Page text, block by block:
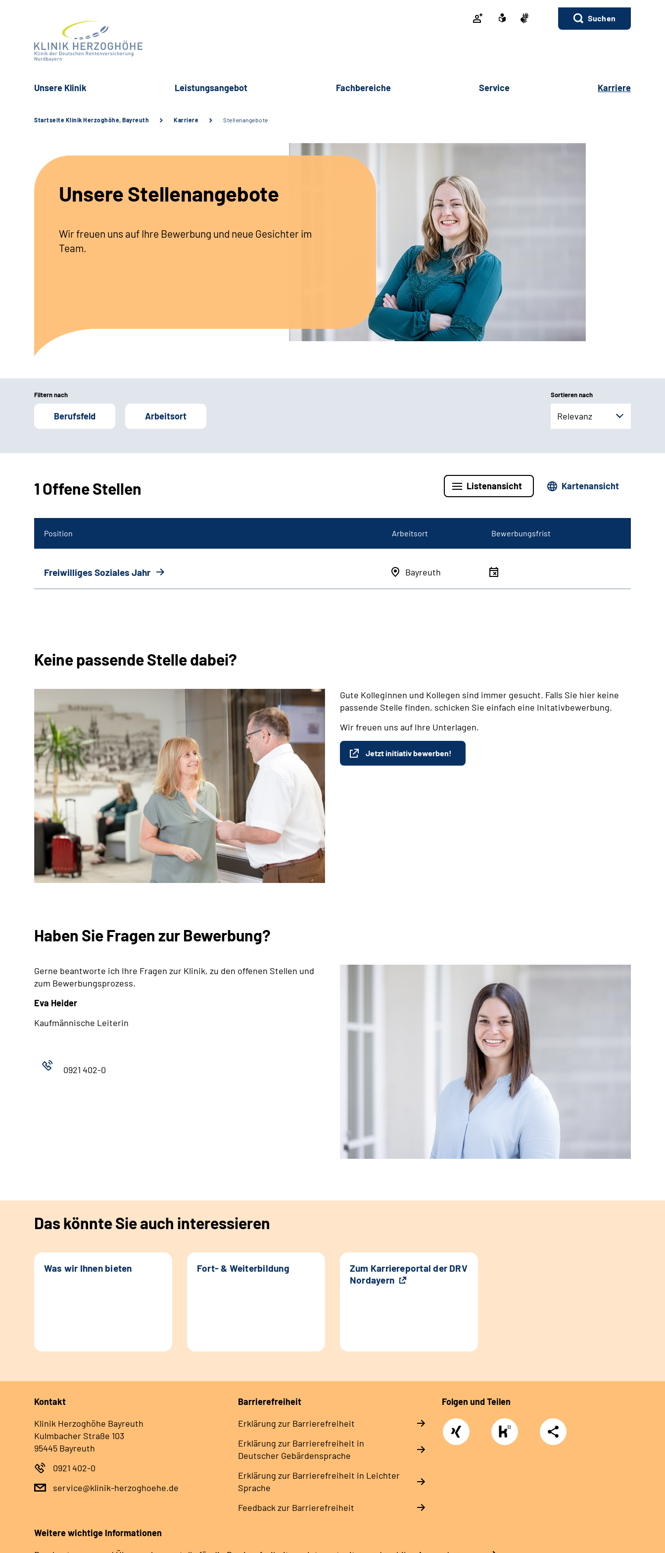
Suchen
Unsere Klinik Leistungsangebot Fachbereiche Service Karriere
Startseite Klinik Herzoghöhe, Bayreuth Karriere Stellenangebote
Unsere Stellenangebote
Wir freuen uns auf Ihre Bewerbung und neue Gesichter im
Team.
Filtern nach
Berufsfeld Arbeitsort
Sortieren nach
Relevanz
1 Offene Stellen Listenansicht Kartenansicht
Position Arbeitsort Bewerbungsfrist
Freiwilliges Soziales Jahr Bayreuth
Keine passende Stelle dabei?
Gute Kolleginnen und Kollegen sind immer gesucht. Falls Sie hier keine
passende Stelle finden, schicken Sie einfach eine Initativbewerbung.
Wir freuen uns auf Ihre Unterlagen.
Jetzt initiativ bewerben!
Haben Sie Fragen zur Bewerbung?
Gerne beantworte ich Ihre Fragen zur Klinik, zu den offenen Stellen und
zum Bewerbungsprozess.
Eva Heider
Kaufmännische Leiterin
0921 402-0
Das könnte Sie auch interessieren
Was wir Ihnen bieten Fort- & Weiterbildung
Zum Karriereportal der DRV
Nordayern
Kontakt
Klinik Herzoghöhe Bayreuth
Kulmbacher Straße 103
95445 Bayreuth
0921 402-0
service@klinik-herzoghoehe.de
Barrierefreiheit
Erklärung zur Barrierefreiheit
Erklärung zur Barrierefreiheit in
Deutscher Gebärdensprache
Erklärung zur Barrierefreiheit in Leichter
Sprache
Feedback zur Barrierefreiheit
Folgen und Teilen
Xing
https://www.kununu.com/de/deutsche-
rentenversicherung-
nordbayern6
Teilen
Weitere wichtige Informationen